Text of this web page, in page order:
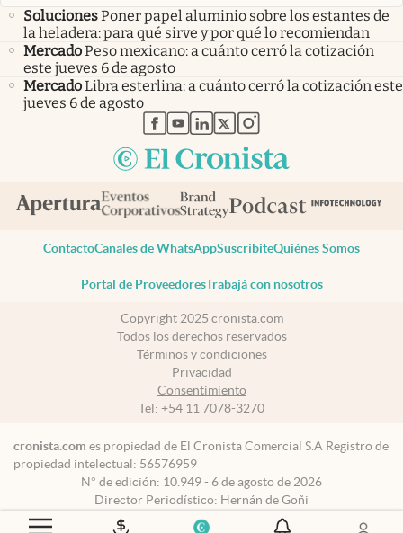
SolucionesPoner papel aluminio sobre los estantes de
la heladera: para qué sirve y por qué lo recomiendan
MercadoPeso mexicano: a cuánto cerró la cotización
este jueves 6 de agosto
MercadoLibra esterlina: a cuánto cerró la cotización este
jueves 6 de agosto
abre en nueva pestaña
abre en nueva pestaña
abre en nueva pestaña
abre en nueva pestaña
abre en nueva pestaña
ContactoCanales de WhatsAppSuscribiteQuiénes Somos
Portal de ProveedoresTrabajá con nosotros
Copyright 2025 cronista.com
Todos los derechos reservados
Términos y condiciones
Privacidad
Consentimiento
Tel: +54 11 7078-3270
cronista.com es propiedad de El Cronista Comercial S.A Registro de
propiedad intelectual: 56576959
N° de edición: 10.949 - 6 de agosto de 2026
Director Periodístico: Hernán de Goñi